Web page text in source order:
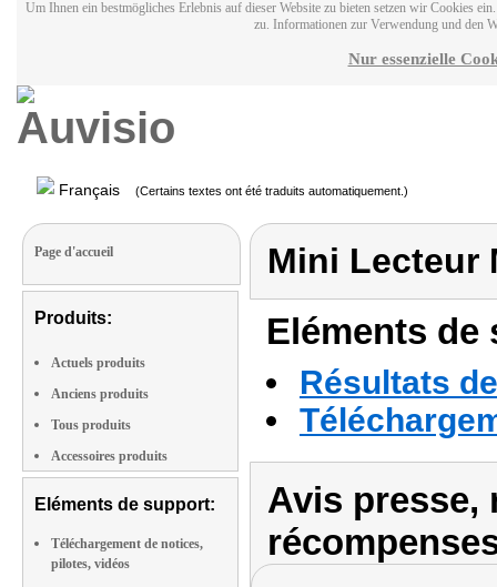
Um Ihnen ein bestmögliches Erlebnis auf dieser Website zu bieten setzen wir Cookies
zu. Informationen zur Verwendung und den
Nur essenzielle
Français (Certains textes ont été traduits automatiquement.)
Page d'accueil
Produits:
Actuels produits
Anciens produits
Tous produits
Accessoires produits
Eléments de support:
Téléchargement de notices,
pilotes, vidéos
Mini Lecteur
Eléments
Résultats
Avis presse,